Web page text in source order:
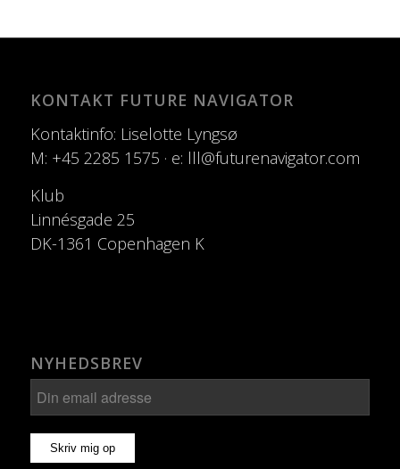
KONTAKT FUTURE NAVIGATOR
Kontaktinfo: Liselotte Lyngsø
M: +45 2285 1575 · e: lll@futurenavigator.com
Klub
Linnésgade 25
DK-1361 Copenhagen K
NYHEDSBREV